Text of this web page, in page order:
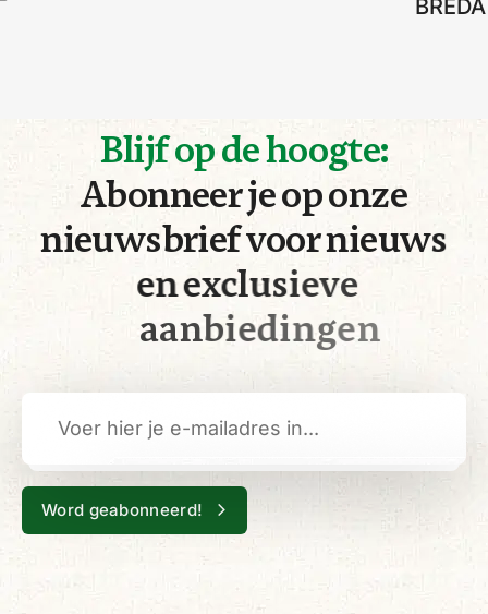
Blijfopdehoogte:
Abonneerjeoponze
nieuwsbriefvoornieuws
enexclusieve
aanbiedingen
Word geabonneerd!